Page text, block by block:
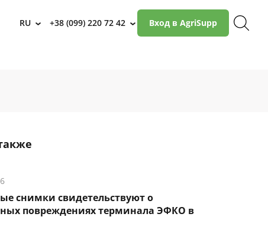
RU › +38 (099) 220 72 42 › Вход в AgriSupp
снимки свидетельствуют о
повреждениях терминала ЭФКО в